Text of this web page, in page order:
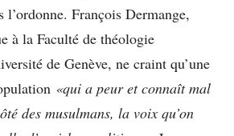
l’ordonne. François Dermange,
à la Faculté de théologie
de Genève, ne craint qu’une
«qui a peur et connaît mal
des musulmans, la voix qu’on